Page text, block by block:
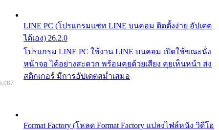
LINE PC (โปรแกรมแชท LINE บนคอม ติดตั้งง่าย อัปเดต
ได้เอง) 26.2.0
โปรแกรม LINE PC ใช้งาน LINE บนคอม เปิดใช้ขณะนั่ง
หน้าจอ ได้อย่างสะดวก พร้อมคุยด้วยเสียง คุยเห็นหน้า ส่ง
สติกเกอร์ มีการอัปเดตสม่ำเสมอ
Format Factory (โหลด Format Factory แปลงไฟล์หนัง วิดีโอ